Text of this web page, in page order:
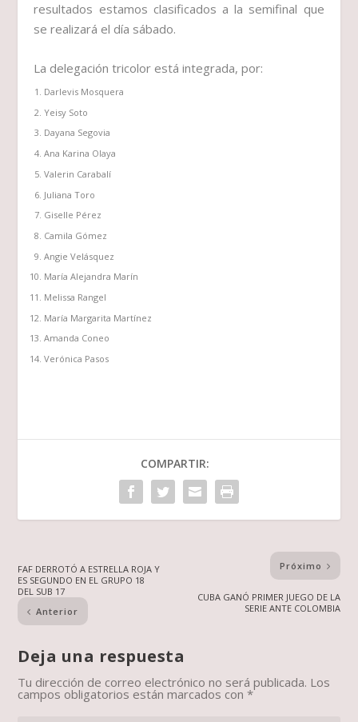
resultados estamos clasificados a la semifinal que
se realizará el día sábado.
La delegación tricolor está integrada, por:
Darlevis Mosquera
Yeisy Soto
Dayana Segovia
Ana Karina Olaya
Valerin Carabalí
Juliana Toro
Giselle Pérez
Camila Gómez
Angie Velásquez
María Alejandra Marín
Melissa Rangel
María Margarita Martínez
Amanda Coneo
Verónica Pasos
COMPARTIR:
FAF DERROTÓ A ESTRELLA ROJA Y
ES SEGUNDO EN EL GRUPO 18
DEL SUB 17
Anterior
Próximo
CUBA GANÓ PRIMER JUEGO DE LA
SERIE ANTE COLOMBIA
Deja una respuesta
Tu dirección de correo electrónico no será publicada. Los
campos obligatorios están marcados con*